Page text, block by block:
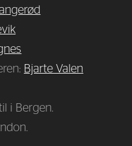
Bjarte Valen
i Bergen.